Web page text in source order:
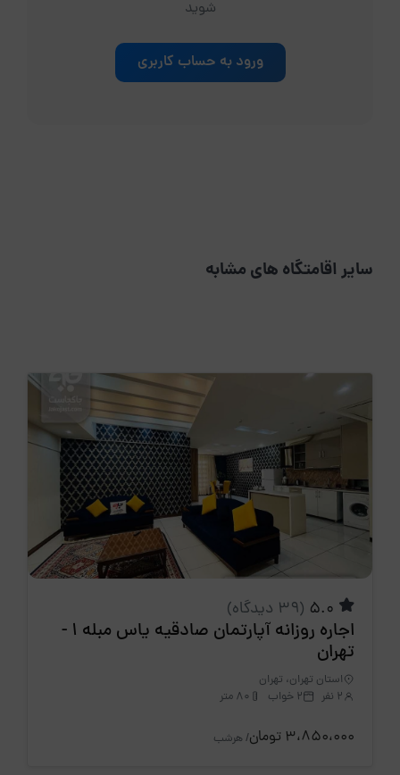
شوید
ورود به حساب کاربری
سایر اقامتگاه های مشابه
(39 دیدگاه)
اجاره روزانه آپارتمان صادقیه یاس مبله 1 -
تهران
استان تهران، تهران
2 نفر
2 خواب 80 متر
3،850،000 تومان / هرشب